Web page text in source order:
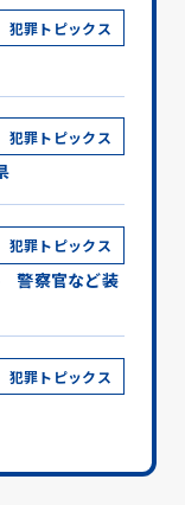
犯罪トピックス
犯罪トピックス
犯罪トピックス
警察官など装
犯罪トピックス